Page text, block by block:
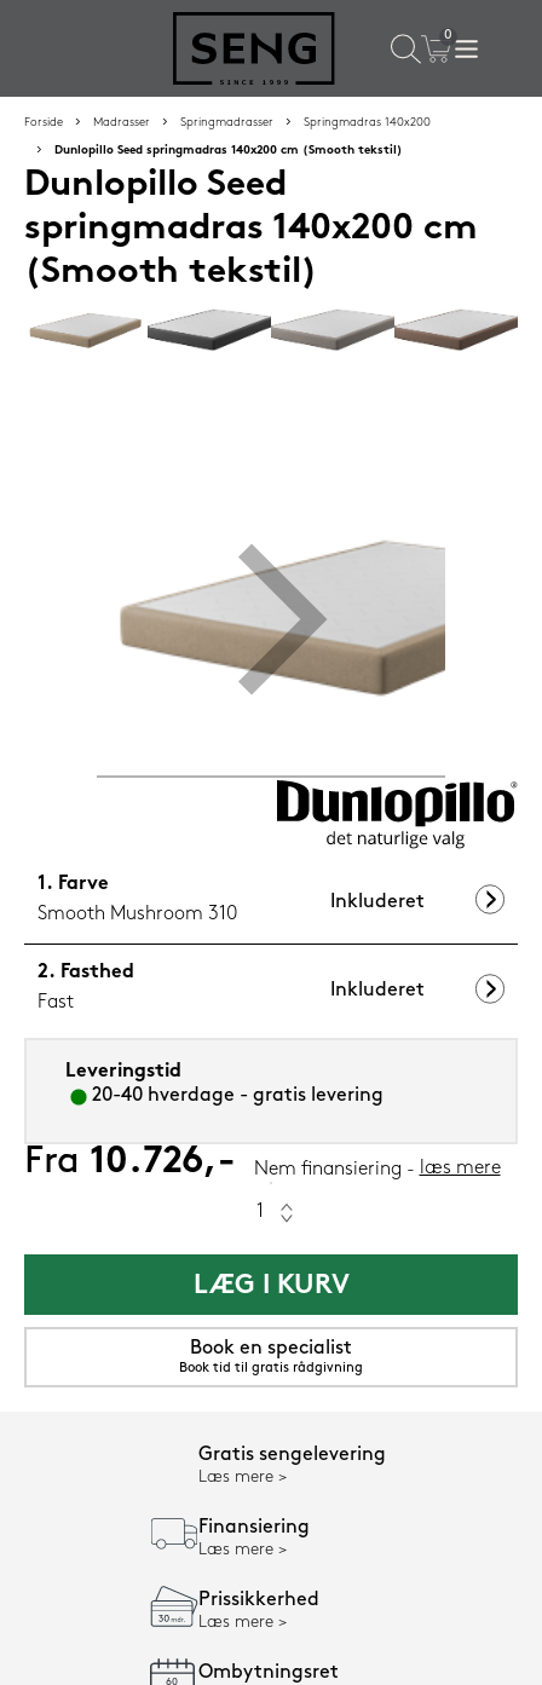
Populære valg til dig
Forside Madrasser Springmadrasser Springmadras 140x200
Dunlopillo Seed springmadras 140x200 cm (Smooth tekstil)
Dunlopillo Seed
springmadras 140x200 cm
(Smooth tekstil)
Farve
Smooth Mushroom 310
Inkluderet
Fasthed
Fast
Inkluderet
Leveringstid
20-40 hverdage - gratis levering
Fra 10.726,- Nem finansiering læs mere
LÆG I KURV
Book en specialist
Book tid til gratis rådgivning
Gratis sengelevering
Læs mere
Finansiering
Læs mere
Prissikkerhed
Læs mere
Ombytningsret